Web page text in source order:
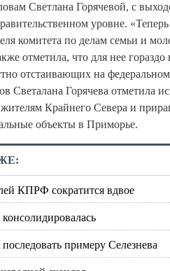
Светлана Горячевой, с
уровне.
комитета по делам семьи и
отметила, что для нее
отстаивающих на
Светалана Горячева отметила
Крайнего Севера и
объекты в Приморье.
КПРФ сократится вдвое
примеру Селезнева